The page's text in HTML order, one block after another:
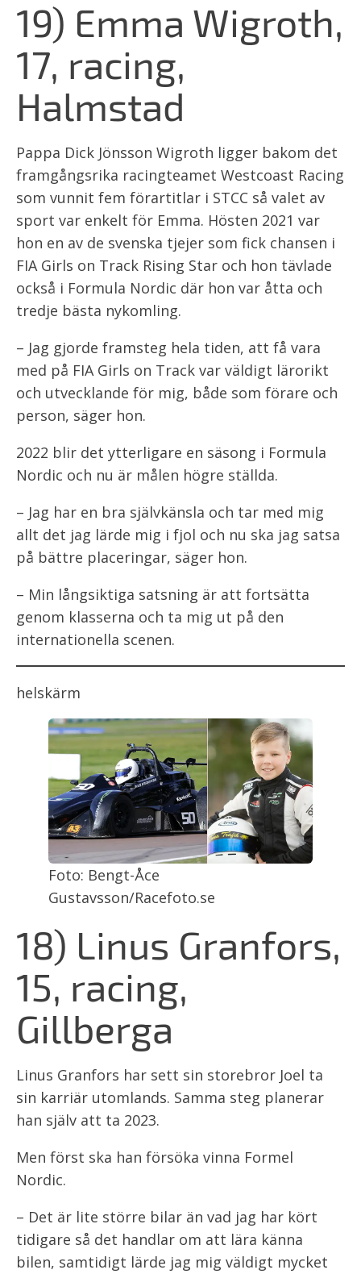
19) Emma Wigroth,
17, racing,
Halmstad
Pappa Dick Jönsson Wigroth ligger bakom det
framgångsrika racingteamet Westcoast Racing
som vunnit fem förartitlar i STCC så valet av
sport var enkelt för Emma. Hösten 2021 var
hon en av de svenska tjejer som fick chansen i
FIA Girls on Track Rising Star och hon tävlade
också i Formula Nordic där hon var åtta och
tredje bästa nykomling.
– Jag gjorde framsteg hela tiden, att få vara
med på FIA Girls on Track var väldigt lärorikt
och utvecklande för mig, både som förare och
person, säger hon.
2022 blir det ytterligare en säsong i Formula
Nordic och nu är målen högre ställda.
– Jag har en bra självkänsla och tar med mig
allt det jag lärde mig i fjol och nu ska jag satsa
på bättre placeringar, säger hon.
– Min långsiktiga satsning är att fortsätta
genom klasserna och ta mig ut på den
internationella scenen.
helskärm
Foto: Bengt-Åce
Gustavsson/Racefoto.se
18) Linus Granfors,
15, racing,
Gillberga
Linus Granfors har sett sin storebror Joel ta
sin karriär utomlands. Samma steg planerar
han själv att ta 2023.
Men först ska han försöka vinna Formel
Nordic.
– Det är lite större bilar än vad jag har kört
tidigare så det handlar om att lära känna
bilen, samtidigt lärde jag mig väldigt mycket